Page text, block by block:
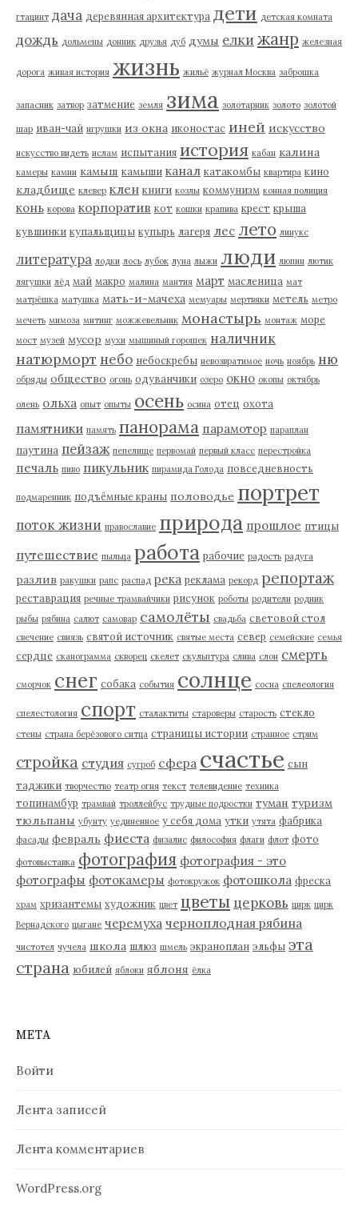
гтацинт дача деревянная архитектура дети детская комната
дождь дольмены донник друзья дуб думы елки жанр железная
дорога живая история жизнь жильё журнал Москва заброшка
запасник затвор затмение земля зима золотарник золото золотой
шар иван-чай игрушки из окна иконостас иней искусство
искусство видеть ислам испытания история кабан калина
камеры камни камыш камыши канал катакомбы квартира кино
кладбище клевер клен книги козлы коммунизм конная полиция
конь корова корпоратив кот кошки крапива крест крыша
кувшинки купальщицы купырь лагеря лес лето линукс
литература лодки лось лубок луна лыжи люди люпин лютик
лягушки лёд май макро малина мантия март масленица мат
матрёшка матушка мать-и-мачеха мемуары мертвяки метель метро
мечеть мимоза митинг можжевельник монастырь монтаж море
мост музей мусор мухи мышиный горошек наличник
натюрморт небо небоскребы невозвратимое ночь ноябрь ню
обряды общество огонь одуванчики озеро окно окопы октябрь
олень ольха опыт опыты осень осина отец охота
памятники память панорама парамотор параплан
паутина пейзаж пепелище первомай первый класс перестройка
печаль пиво пикульник пирамида Голода повседневность
подмаренник подъёмные краны половодье портрет
поток жизни православие природа прошлое птицы
путешествие пыльца работа рабочие радость радуга
разлив ракушки рапс распад река реклама рекорд репортаж
реставрация речные трамвайчики рисунок роботы родители родник
рыбы рябина салют самовар самолёты свадьба световой стол
свечение свиязь святой источник святые места север семейские семья
сердце сканограмма скворец скелет скульптура слива слон смерть
сморчок снег собака события солнце сосна спелеология
спелестология спорт сталактиты староверы старость стекло
стены страна берёзового ситца страницы истории странное стрим
стройка студия сугроб сфера счастье сын
таджики творчество театр огня текст телевидение техника
топинамбур трамвай троллейбус трудные подростки туман туризм
тюльпаны убунту уединенное у себя дома утки утята фабрика
фасады февраль фиеста физалис философия флаги флот фото
фотовыставка фотография фотография - это
фотографы фотокамеры фотокружок фотошкола фреска
храм хризантемы художник цвет цветы церковь цирк цирк
Вернадского цыгане черемуха черноплодная рябина
чистотел чучела школа шлюз шмель экраноплан эльфы эта
страна юбилей яблоки яблоня ёлка
МЕТА
Войти
Лента записей
Лента комментариев
WordPress.org